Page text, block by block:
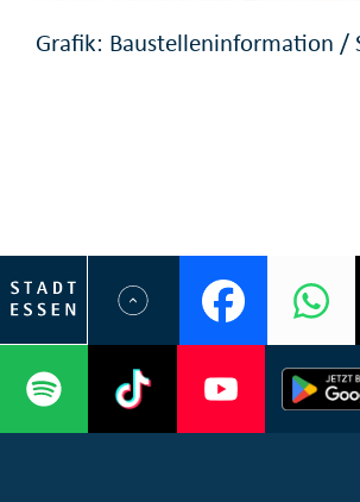
Grafik: Baustelleninformation /